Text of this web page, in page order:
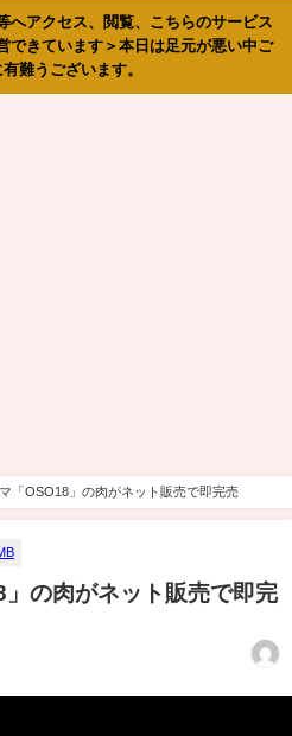
へアクセス、閲覧、こちらのサービス
できています＞本日は足元が悪い中ご
難うございます。
「OSO18」の肉がネット販売で即完売
の肉がネット販売で即完